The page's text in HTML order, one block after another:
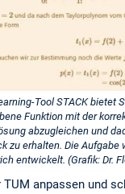
Tool STACK bietet
Funktion mit der
abzugleichen und
zu erhalten. Die
entwickelt. (Grafik: Dr.
anpassen und